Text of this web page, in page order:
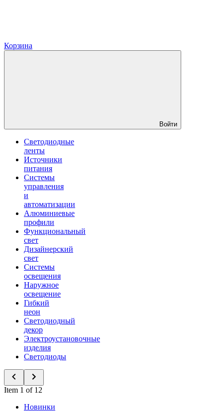
Корзина
Войти
Светодиодные
ленты
Источники
питания
Системы
управления
и
автоматизации
Алюминиевые
профили
Функциональный
свет
Дизайнерский
свет
Системы
освещения
Наружное
освещение
Гибкий
неон
Светодиодный
декор
Электроустановочные
изделия
Светодиоды
Item 1 of 12
Новинки